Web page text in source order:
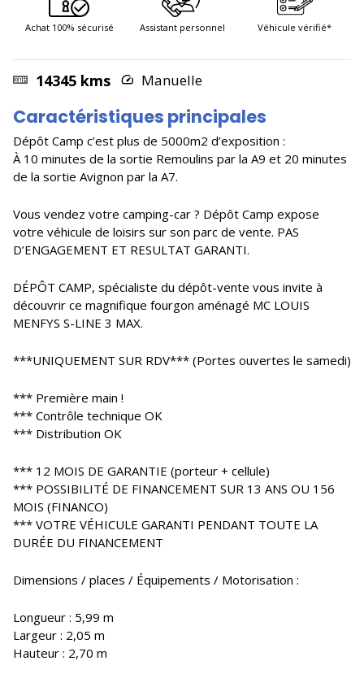
Achat 100% sécurisé Assistant personnel Véhicule vérifié*
14345 kms Manuelle
Caractéristiques principales
Dépôt Camp c’est plus de 5000m2 d’exposition :
À 10 minutes de la sortie Remoulins par la A9 et 20 minutes
de la sortie Avignon par la A7.
Vous vendez votre camping-car ? Dépôt Camp expose
votre véhicule de loisirs sur son parc de vente. PAS
D’ENGAGEMENT ET RESULTAT GARANTI.
DÉPÔT CAMP, spécialiste du dépôt-vente vous invite à
découvrir ce magnifique fourgon aménagé MC LOUIS
MENFYS S-LINE 3 MAX.
***UNIQUEMENT SUR RDV*** (Portes ouvertes le samedi)
*** Première main !
*** Contrôle technique OK
*** Distribution OK
*** 12 MOIS DE GARANTIE (porteur + cellule)
*** POSSIBILITÉ DE FINANCEMENT SUR 13 ANS OU 156
MOIS (FINANCO)
*** VOTRE VÉHICULE GARANTI PENDANT TOUTE LA
DURÉE DU FINANCEMENT
Dimensions / places / Équipements / Motorisation :
Longueur : 5,99 m
Largeur : 2,05 m
Hauteur : 2,70 m